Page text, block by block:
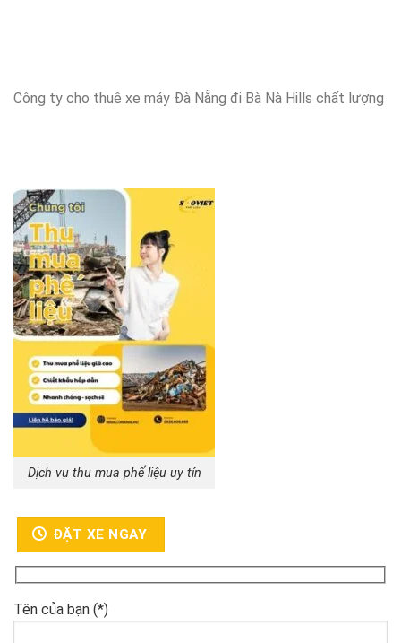
Công ty cho thuê xe máy Đà Nẵng đi Bà Nà Hills chất lượng
Dịch vụ thu mua phế liệu uy tín
ĐẶT XE NGAY
Tên của bạn (*)